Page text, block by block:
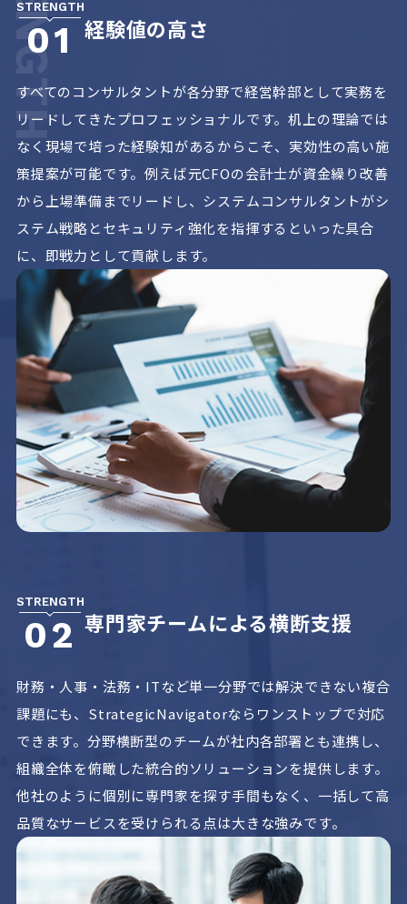
STRENGTH
01 経験値の高さ
すべてのコンサルタントが各分野で経営幹部として実務を
リードしてきたプロフェッショナルです。机上の理論では
なく現場で培った経験知があるからこそ、実効性の高い施
策提案が可能です。例えば元CFOの会計士が資金繰り改善
から上場準備までリードし、システムコンサルタントがシ
ステム戦略とセキュリティ強化を指揮するといった具合
に、即戦力として貢献します。
STRENGTH
02 専門家チームによる横断支援
財務・人事・法務・ITなど単一分野では解決できない複合
課題にも、StrategicNavigatorならワンストップで対応
できます。分野横断型のチームが社内各部署とも連携し、
組織全体を俯瞰した統合的ソリューションを提供します。
他社のように個別に専門家を探す手間もなく、一括して高
品質なサービスを受けられる点は大きな強みです。